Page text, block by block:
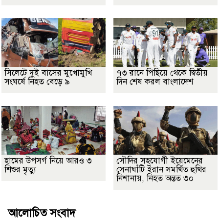
সিলেটে দুই বাসের মুখোমুখি
সংঘর্ষে নিহত বেড়ে ৯
৭৩ রানে পিছিয়ে থেকে দ্বিতীয়
দিন শেষ করল বাংলাদেশ
হামের উপসর্গ নিয়ে আরও ৩
শিশুর মৃত্যু
সৌদির সহযোগী ইয়েমেনের
সেনাঘাঁটি ইরান সমর্থিত হুথির
নিশানায়, নিহত অন্তত ৩০
আলোচিত সংবাদ